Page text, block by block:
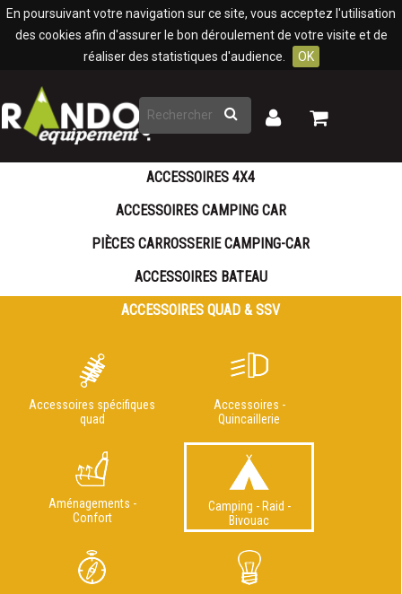
En poursuivant votre navigation sur ce site, vous acceptez l'utilisation
des cookies afin d'assurer le bon déroulement de votre visite et de
réaliser des statistiques d'audience.
OK
Rechercher
Mon
Mon
ACCESSOIRES 4X4
ACCESSOIRES CAMPING CAR
PIÈCES CARROSSERIE CAMPING-CAR
ACCESSOIRES BATEAU
ACCESSOIRES QUAD & SSV
Accessoires spécifiques
quad
Accessoires -
Quincaillerie
Aménagements -
Confort
Camping - Raid -
Bivouac
Panneau de gestion des cookies